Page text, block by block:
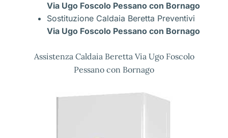
Via Ugo Foscolo Pessano con Bornago
Sostituzione Caldaia Beretta Preventivi
Via Ugo Foscolo Pessano con Bornago
Assistenza Caldaia Beretta Via Ugo Foscolo
Pessano con Bornago